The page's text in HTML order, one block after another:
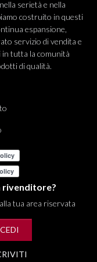
serietà e nella
costruito in questi
espansione,
servizio di vendita e
in tutta la comunità
di qualità.
rivenditore?
tua area riservata